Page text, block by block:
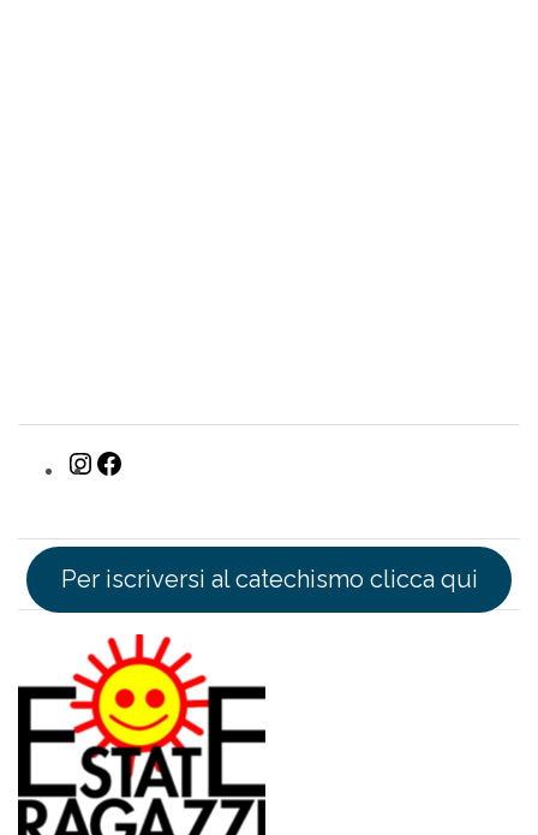
Per iscriversi al catechismo clicca qui